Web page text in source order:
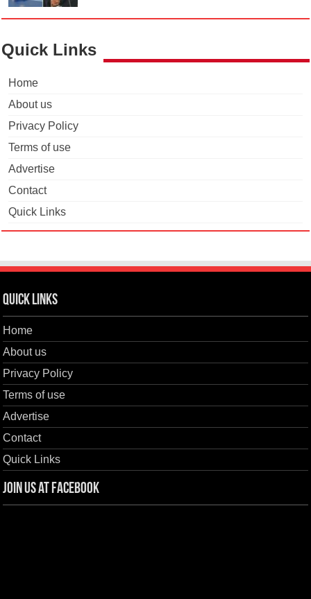
Quick Links
Home
About us
Privacy Policy
Terms of use
Advertise
Contact
Quick Links
Quick Links
Home
About us
Privacy Policy
Terms of use
Advertise
Contact
Quick Links
Join us at Facebook